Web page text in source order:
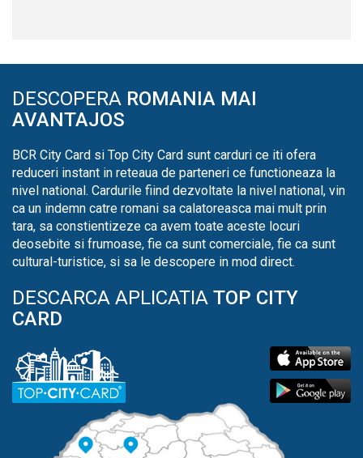
DESCOPERA ROMANIA MAI
AVANTAJOS
BCR City Card si Top City Card sunt carduri ce iti ofera
reduceri instant in reteaua de parteneri ce functioneaza la
nivel national. Cardurile fiind dezvoltate la nivel national, vin
ca un indemn catre romani sa calatoreasca mai mult prin
tara, sa constientizeze ca avem toate aceste locuri
deosebite si frumoase, fie ca sunt comerciale, fie ca sunt
cultural-turistice, si sa le descopere in mod direct.
DESCARCA APLICATIA TOP CITY
CARD